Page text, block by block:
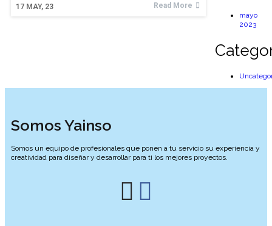
17 MAY, 23
Read More
mayo
2023
Somos Yainso
Somos un equipo de profesionales que ponen a tu servicio su experiencia y
creatividad para diseñar y desarrollar para ti los mejores proyectos.